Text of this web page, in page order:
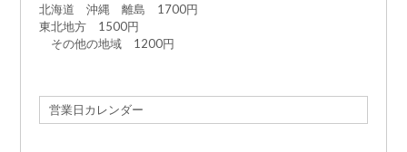
北海道 沖縄 離島 1700円
東北地方 1500円
その他の地域 1200円
営業日カレンダー